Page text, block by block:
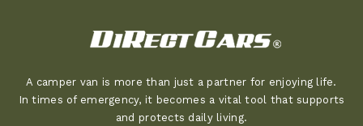
A camper van is more than just a partner for enjoying life.
In times of emergency, it becomes a vital tool that supports
and protects daily living.